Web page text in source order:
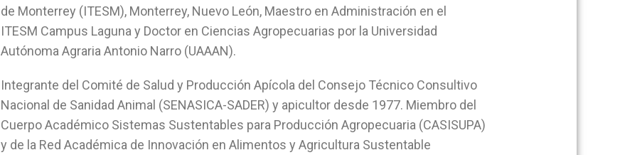
de Monterrey (ITESM), Monterrey, Nuevo León, Maestro en Administración en el
ITESM Campus Laguna y Doctor en Ciencias Agropecuarias por la Universidad
Autónoma Agraria Antonio Narro (UAAAN).
Integrante del Comité de Salud y Producción Apícola del Consejo Técnico Consultivo
Nacional de Sanidad Animal (SENASICA-SADER) y apicultor desde 1977. Miembro del
Cuerpo Académico Sistemas Sustentables para Producción Agropecuaria (CASISUPA)
y de la Red Académica de Innovación en Alimentos y Agricultura Sustentable